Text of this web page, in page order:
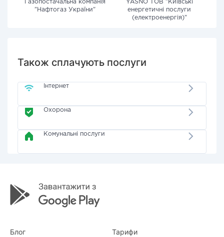
Газопостачальна компанія
"Нафтогаз України"
YASNO ТОВ "Київські
енергетичні послуги
(електроенергія)"
Також сплачують послуги
Інтернет
Охорона
Комунальні послуги
Блог Тарифи